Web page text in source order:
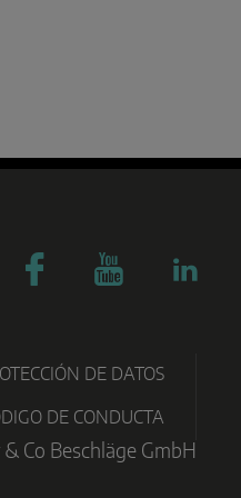
PORTAL
DE DATOS
DE CONDUCTA
Co Beschläge GmbH